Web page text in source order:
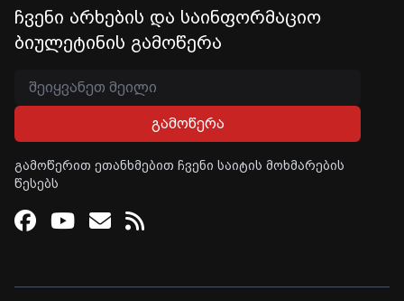
ჩვენი არხების და საინფორმაციო
ბიულეტინის გამოწერა
გამოწერა
გამოწერით ეთანხმებით ჩვენი საიტის მოხმარების
წესებს
Facebook
Youtube
Email
RSS